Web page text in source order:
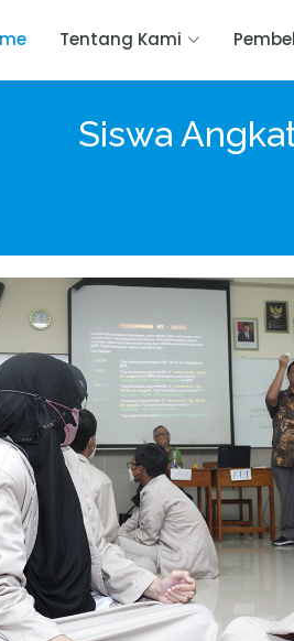
Tentang Kami
Siswa